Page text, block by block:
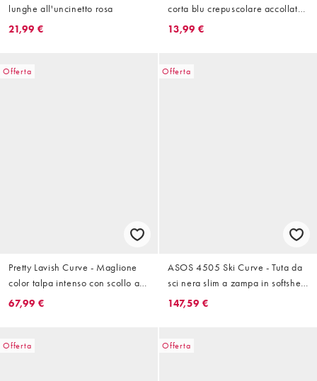
lunghe all'uncinetto rosa
21,99 €
corta blu crepuscolare accollata
a portafoglio con maniche ad ali
13,99 €
Offerta
Pretty Lavish Curve - Maglione
color talpa intenso con scollo a V
alto in maglia testurizzata con
67,99 €
Offerta
ASOS 4505 Ski Curve - Tuta da
sci nera slim a zampa in softshell
con cintura e cappuccio in
147,59 €
Offerta Offerta